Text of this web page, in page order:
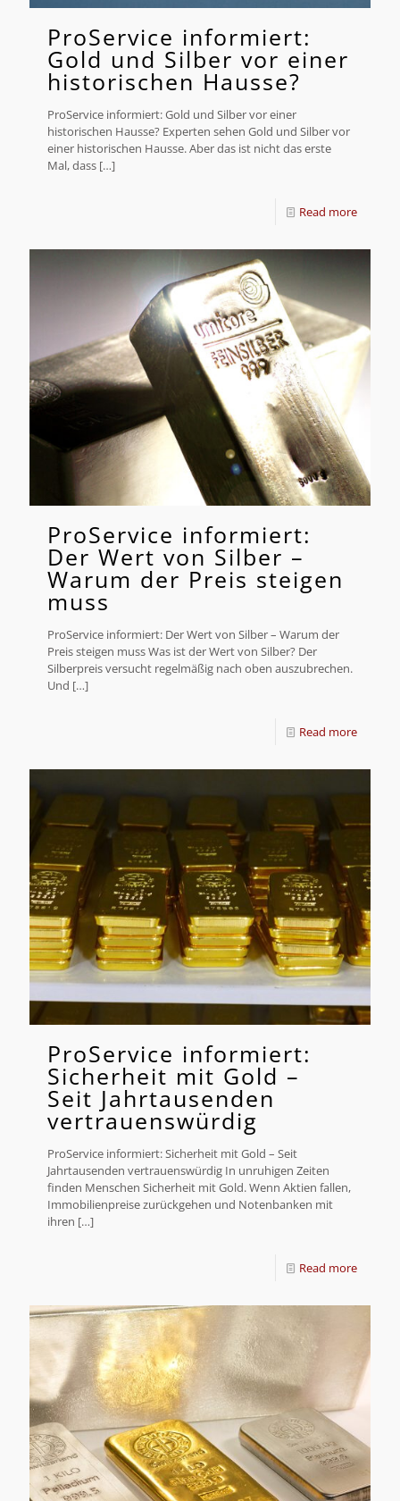
ProService informiert:
Gold und Silber vor einer
historischen Hausse?
ProService informiert: Gold und Silber vor einer
historischen Hausse? Experten sehen Gold und Silber vor
einer historischen Hausse. Aber das ist nicht das erste
Mal, dass […]
Read more
ProService informiert:
Der Wert von Silber –
Warum der Preis steigen
muss
ProService informiert: Der Wert von Silber – Warum der
Preis steigen muss Was ist der Wert von Silber? Der
Silberpreis versucht regelmäßig nach oben auszubrechen.
Und […]
Read more
ProService informiert:
Sicherheit mit Gold –
Seit Jahrtausenden
vertrauenswürdig
ProService informiert: Sicherheit mit Gold – Seit
Jahrtausenden vertrauenswürdig In unruhigen Zeiten
finden Menschen Sicherheit mit Gold. Wenn Aktien fallen,
Immobilienpreise zurückgehen und Notenbanken mit
ihren […]
Read more